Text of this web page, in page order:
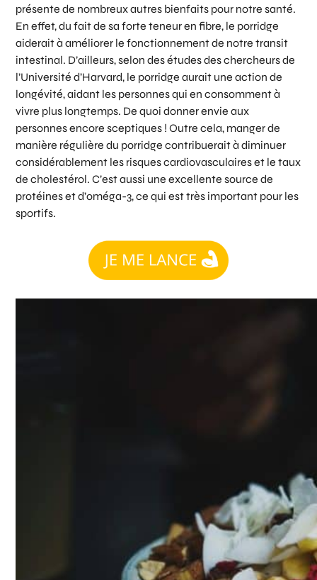
présente de nombreux autres bienfaits pour notre santé.
En effet, du fait de sa forte teneur en fibre, le porridge
aiderait à améliorer le fonctionnement de notre transit
intestinal. D’ailleurs, selon des études des chercheurs de
l’Université d’Harvard, le porridge aurait une action de
longévité, aidant les personnes qui en consomment à
vivre plus longtemps. De quoi donner envie aux
personnes encore sceptiques ! Outre cela, manger de
manière régulière du porridge contribuerait à diminuer
considérablement les risques cardiovasculaires et le taux
de cholestérol. C’est aussi une excellente source de
protéines et d’oméga-3, ce qui est très important pour les
sportifs.